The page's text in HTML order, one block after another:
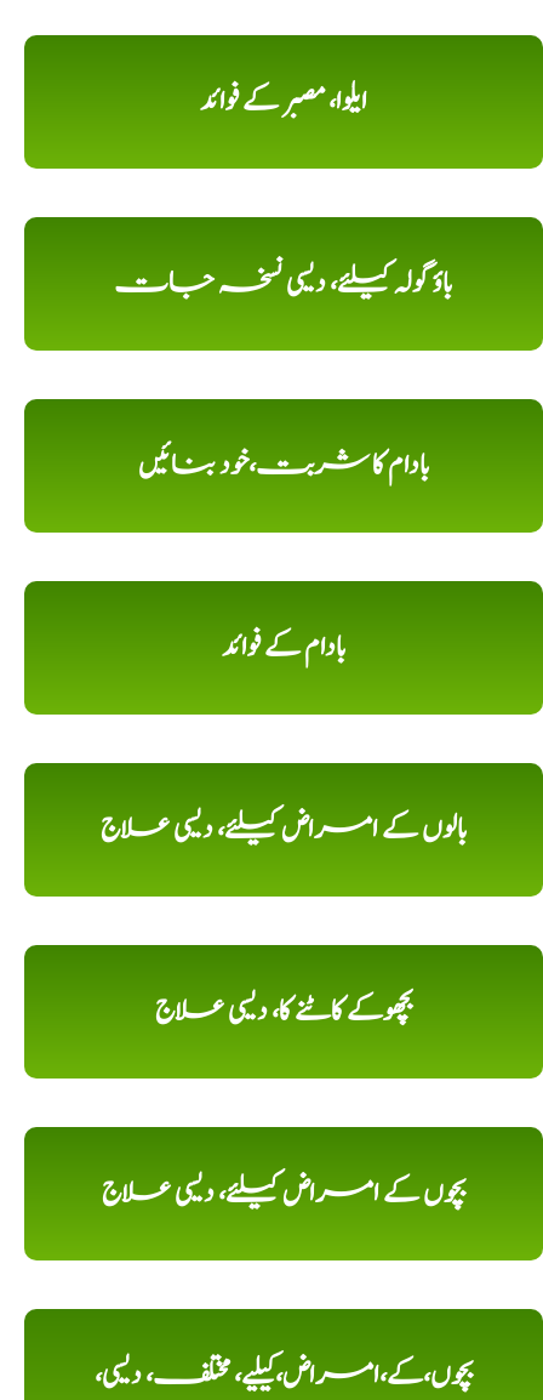
ایلوا، مصبر کے فوائد
باؤ گولہ کیلئے، دیسی نسخہ جات
بادام کا شربت،خود بنائیں
بادام کے فوائد
بالوں کے امراض کیلئے، دیسی علاج
بچھوکے کاٹنے کا، دیسی علاج
بچوں کے امراض کیلئے، دیسی علاج
بچوں،کے،امراض،کیلیے، مختلف، دیسی،